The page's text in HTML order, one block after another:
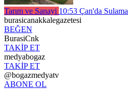
Tarım ve Sanayi 10:53 Çan'da
burasicanakkalegazetesi
BEĞEN
BurasiCnk
TAKİP ET
medyabogaz
TAKİP ET
@bogazmedyatv
ABONE OL